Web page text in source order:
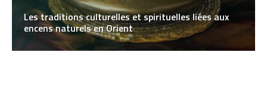
Les traditions culturelles et spirituelles liées aux
encens naturels en Orient